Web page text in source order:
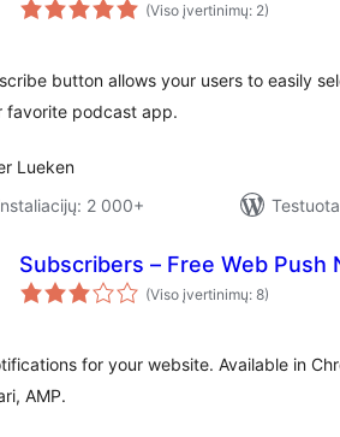
(Viso įvertinimų: 2)
button allows your users to easily
favorite podcast app.
Lueken
2 000+
Subscribers – Free Web Push
(Viso įvertinimų: 8)
for your website. Available in
AMP.